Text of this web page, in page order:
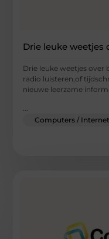
Drie leuke weetjes
Drie leuke weetjes over
radio luisteren,of
nieuwe leerzame
...
Computers /